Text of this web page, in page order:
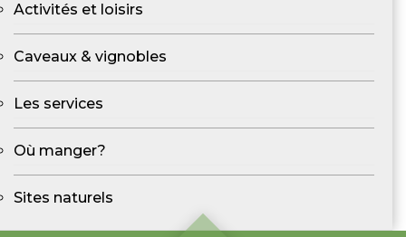
Activités et loisirs
Caveaux & vignobles
Les services
Où manger?
Sites naturels